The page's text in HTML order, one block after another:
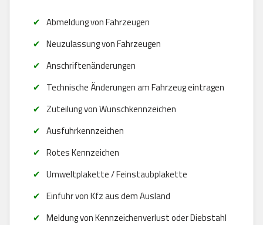
Abmeldung von Fahrzeugen
Neuzulassung von Fahrzeugen
Anschriftenänderungen
Technische Änderungen am Fahrzeug eintragen
Zuteilung von Wunschkennzeichen
Ausfuhrkennzeichen
Rotes Kennzeichen
Umweltplakette / Feinstaubplakette
Einfuhr von Kfz aus dem Ausland
Meldung von Kennzeichenverlust oder Diebstahl